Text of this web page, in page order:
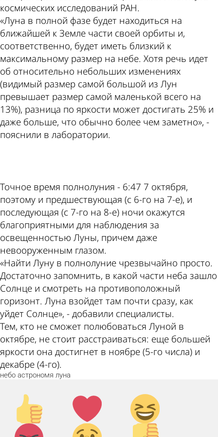
космических исследований РАН.
«Луна в полной фазе будет находиться на
ближайшей к Земле части своей орбиты и,
соответственно, будет иметь близкий к
максимальному размер на небе. Хотя речь идет
об относительно небольших изменениях
(видимый размер самой большой из Лун
превышает размер самой маленькой всего на
13%), разница по яркости может достигать 25% и
даже больше, что обычно более чем заметно», -
пояснили в лаборатории.
Точное время полнолуния - 6:47 7 октября,
поэтому и предшествующая (с 6-го на 7-е), и
последующая (с 7-го на 8-е) ночи окажутся
благоприятными для наблюдения за
освещенностью Луны, причем даже
невооруженным глазом.
«Найти Луну в полнолуние чрезвычайно просто.
Достаточно запомнить, в какой части неба зашло
Солнце и смотреть на противоположный
горизонт. Луна взойдет там почти сразу, как
уйдет Солнце», - добавили специалисты.
Тем, кто не сможет полюбоваться Луной в
октябре, не стоит расстраиваться: еще большей
яркости она достигнет в ноябре (5-го числа) и
декабре (4-го).
небо астрономя луна
Палец
вверх!
Лайк!
Дикий
смех!
Агрессия!
Грусть
Палец